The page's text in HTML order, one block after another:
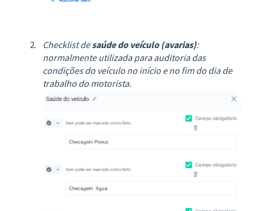
Checklist desaúde do veículo (avarias):
normalmente utilizada para auditoria das
condições do veículo no início e no fim do dia de
trabalho do motorista.